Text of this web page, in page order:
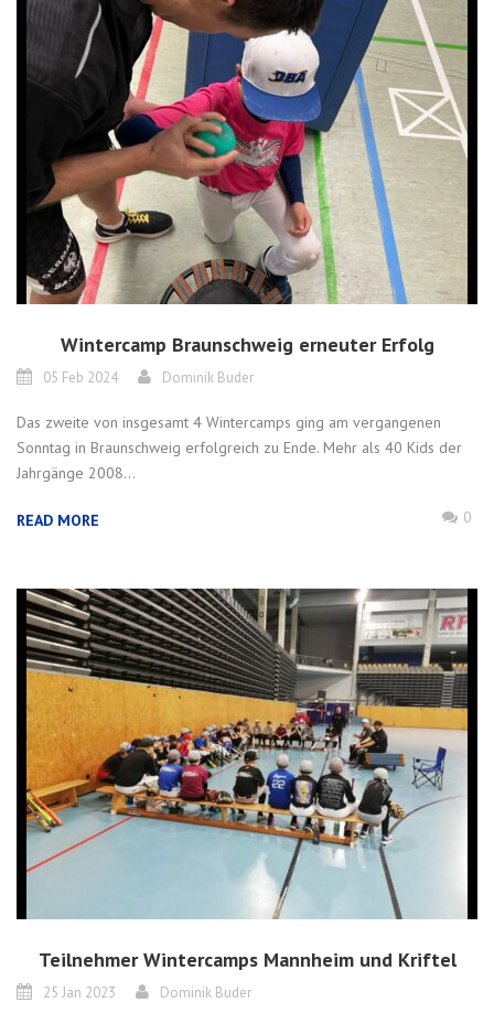
Wintercamp Braunschweig erneuter Erfolg
05 Feb 2024 Dominik Buder
Das zweite von insgesamt 4 Wintercamps ging am vergangenen
Sonntag in Braunschweig erfolgreich zu Ende. Mehr als 40 Kids der
Jahrgänge 2008...
READ MORE 0
Teilnehmer Wintercamps Mannheim und Kriftel
25 Jan 2023 Dominik Buder